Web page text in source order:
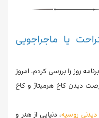
یا ماجراجویی
روز را بررسی کردم. امروز
دیدن کاخ هرمیتاژ و کاخ
روسیه، دنیایی از هنر و